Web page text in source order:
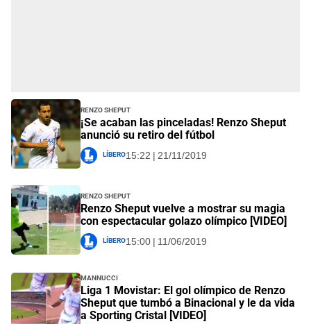
Renzo Sheput
¡Se acaban las pinceladas! Renzo Sheput
anunció su retiro del fútbol
Líbero15:22 | 21/11/2019
Renzo Sheput
Renzo Sheput vuelve a mostrar su magia
con espectacular golazo olímpico [VIDEO]
Líbero15:00 | 11/06/2019
Mannucci
Liga 1 Movistar: El gol olímpico de Renzo
Sheput que tumbó a Binacional y le da vida
a Sporting Cristal [VIDEO]